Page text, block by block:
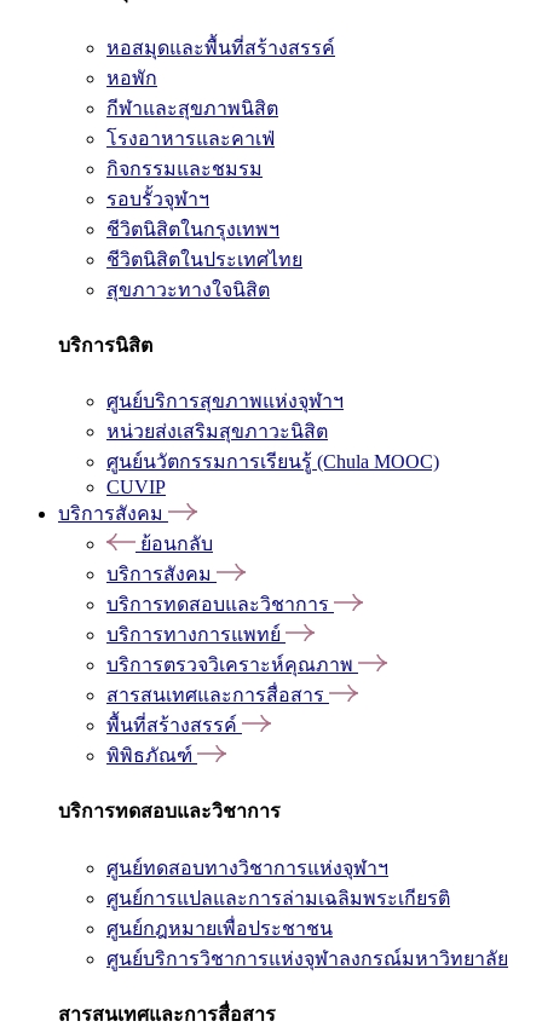
หอสมุดและพื้นที่สร้างสรรค์
หอพัก
กีฬาและสุขภาพนิสิต
โรงอาหารและคาเฟ่
กิจกรรมและชมรม
รอบรั้วจุฬาฯ
ชีวิตนิสิตในกรุงเทพฯ
ชีวิตนิสิตในประเทศไทย
สุขภาวะทางใจนิสิต
บริการนิสิต
ศูนย์บริการสุขภาพแห่งจุฬาฯ
หน่วยส่งเสริมสุขภาวะนิสิต
ศูนย์นวัตกรรมการเรียนรู้ (Chula MOOC)
CUVIP
บริการสังคม
ย้อนกลับ
บริการสังคม
บริการทดสอบและวิชาการ
บริการทางการแพทย์
บริการตรวจวิเคราะห์คุณภาพ
สารสนเทศและการสื่อสาร
พื้นที่สร้างสรรค์
พิพิธภัณฑ์
บริการทดสอบและวิชาการ
ศูนย์ทดสอบทางวิชาการแห่งจุฬาฯ
ศูนย์การแปลและการล่ามเฉลิมพระเกียรติ
ศูนย์กฎหมายเพื่อประชาชน
ศูนย์บริการวิชาการแห่งจุฬาลงกรณ์มหาวิทยาลัย
สารสนเทศและการสื่อสาร